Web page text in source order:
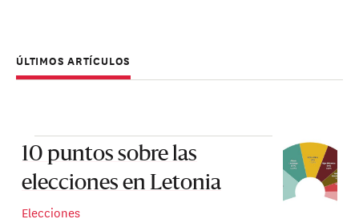
ÚLTIMOS ARTÍCULOS
10 puntos sobre las
elecciones en Letonia
Elecciones